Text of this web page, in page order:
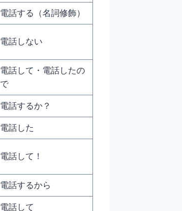
電話する（名詞修飾）
電話しない
電話して・電話したの
で
電話するか？
電話した
電話して！
電話するから
電話して